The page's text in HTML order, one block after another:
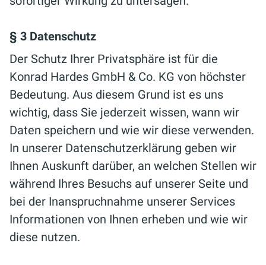
§ 3 Datenschutz
Der Schutz Ihrer Privatsphäre ist für die
Konrad Hardes GmbH & Co. KG von höchster
Bedeutung. Aus diesem Grund ist es uns
wichtig, dass Sie jederzeit wissen, wann wir
Daten speichern und wie wir diese verwenden.
In unserer Datenschutzerklärung geben wir
Ihnen Auskunft darüber, an welchen Stellen wir
während Ihres Besuchs auf unserer Seite und
bei der Inanspruchnahme unserer Services
Informationen von Ihnen erheben und wie wir
diese nutzen.